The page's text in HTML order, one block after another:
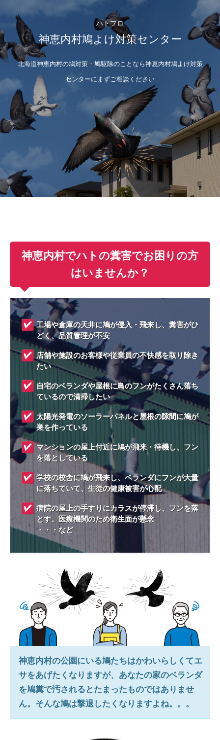
ハトプロ
神恵内村鳩よけ対策センター
北海道神恵内村の鳩対策・鳩駆除のことなら神恵内村鳩よけ対策
センターにまずご相談ください
神恵内村でハトの糞害でお困りの方
はいませんか？
工場や倉庫の天井に鳩が侵入・飛来し、糞害がひ
どく、品質管理が不安
店舗や施設のお客様や従業員の不快感を取り除き
たい
自宅のベランダや屋根に鳥のフンがたくさん落ち
ているので清掃したい
太陽光発電のソーラーパネルと屋根の隙間に鳩が
巣を作っている
マンションの屋上付近に鳩が飛来・待機し、フン
を落としている
学校の校舎に鳩が飛来し、ベランダにフンが大量
に落ちていて、生徒の健康被害が心配
病院の屋上の手すりにカラスが停滞し、フンを落
とす。医療機関のため衛生面が懸念
・・・など
神恵内村の公園にいる鳩たちはかわいらしくてエ
サをあげたくなりますが、あなたの家のベランダ
を鳩糞で汚されるとたまったものではありませ
ん。そんな鳩は撃退したくなりますよね。。。